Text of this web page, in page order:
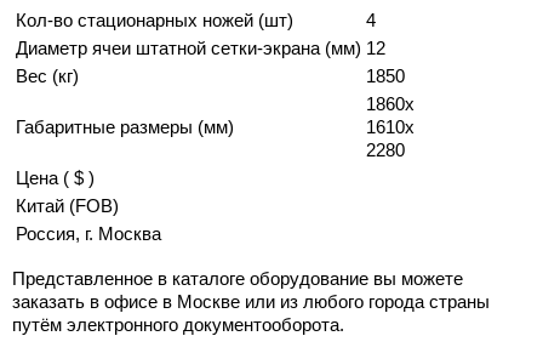
Кол-во стационарных ножей (шт)
4
Диаметр ячеи штатной сетки-экрана (мм) 12
Вес (кг)
1850
Габаритные размеры (мм)
1860х
1610х
2280
Цена ( $ )
Китай (FOB)
Россия, г. Москва
Представленное в каталоге оборудование вы можете
заказать в офисе в Москве или из любого города страны
путём электронного документооборота.